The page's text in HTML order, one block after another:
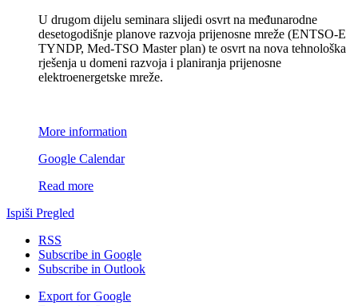
U drugom dijelu seminara slijedi osvrt na međunarodne
desetogodišnje planove razvoja prijenosne mreže (ENTSO-E
TYNDP, Med-TSO Master plan) te osvrt na nova tehnološka
rješenja u domeni razvoja i planiranja prijenosne
elektroenergetske mreže.
More information
Google Calendar
Read more
Ispiši Pregled
RSS
Subscribe in Google
Subscribe in Outlook
Export forGoogle